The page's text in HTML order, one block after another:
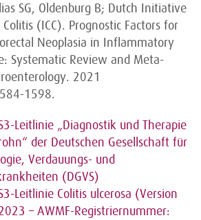
SG, Oldenburg B; Dutch Initiative
(ICC). Prognostic Factors for
Neoplasia in Inflammatory
Systematic Review and Meta-
2021
1598.
Leitlinie „Diagnostik und Therapie
der Deutschen Gesellschaft für
Verdauungs- und
(DGVS)
Leitlinie Colitis ulcerosa (Version
– AWMF-Registriernummer: